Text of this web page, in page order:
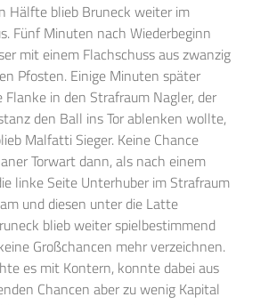
Hälfte blieb Bruneck weiter im
Fünf Minuten nach Wiederbeginn
mit einem Flachschuss aus zwanzig
Pfosten. Einige Minuten später
Flanke in den Strafraum Nagler, der
den Ball ins Tor ablenken wollte,
Malfatti Sieger. Keine Chance
Torwart dann, als nach einem
linke Seite Unterhuber im Strafraum
und diesen unter die Latte
blieb weiter spielbestimmend
Großchancen mehr verzeichnen.
es mit Kontern, konnte dabei aus
Chancen aber zu wenig Kapital